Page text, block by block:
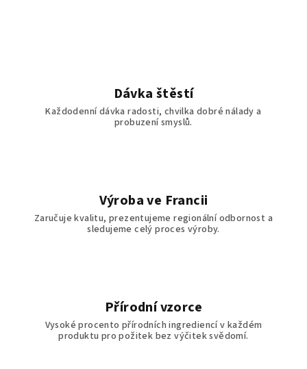
Dávka štěstí
Každodenní dávka radosti, chvilka dobré nálady a
probuzení smyslů.
Výroba ve Francii
Zaručuje kvalitu, prezentujeme regionální odbornost a
sledujeme celý proces výroby.
Přírodní vzorce
Vysoké procento přírodních ingrediencí v každém
produktu pro požitek bez výčitek svědomí.